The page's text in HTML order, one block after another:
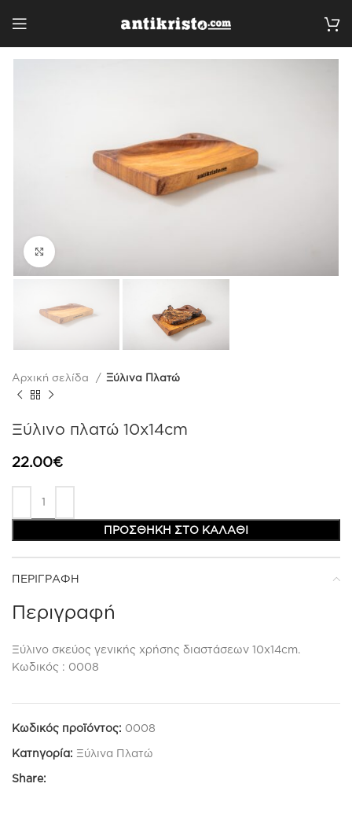
Αρχική σελίδα Ξύλινα Πλατώ
Ξύλινο πλατώ 10x14cm
22.00€
ΠΡΟΣΘΉΚΗ ΣΤΟ ΚΑΛΆΘΙ
ΠΕΡΙΓΡΑΦΉ
Περιγραφή
Ξύλινο σκεύος γενικής χρήσης διαστάσεων 10x14cm.
Κωδικός : 0008
Κωδικός προϊόντος: 0008
Κατηγορία: Ξύλινα Πλατώ
Share: